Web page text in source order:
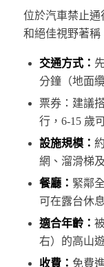
位於汽車禁止通
和絕佳視野著稱
交通方式：
分鐘（地面
票券：建議
行，6-15 歲
設施規模：
網、溜滑梯
餐廳： 緊鄰
可在露台休
適合年齡：
右）的高山
收費： 免費